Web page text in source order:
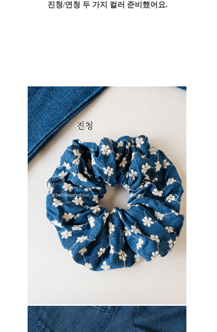
진청/연청 두 가지 컬러 준비했어요.